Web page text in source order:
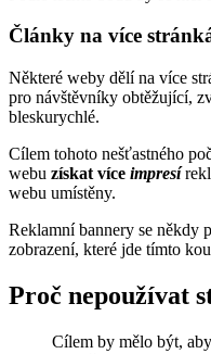
Články na více
Některé weby dělí na více
pro návštěvníky obtěžující,
bleskurychlé.
Cílem tohoto nešťastného
webu získat více impresí
webu umístěny.
Reklamní bannery se někdy
zobrazení, které jde tímto
Proč nepoužívat
Cílem by mělo být,